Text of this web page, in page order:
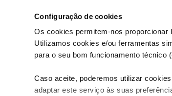
Configuração de cookies
Os cookies permitem-nos proporcionar
Utilizamos cookies e/ou ferramentas
para o seu bom funcionamento
Caso aceite, poderemos utilizar
adaptar este serviço às suas